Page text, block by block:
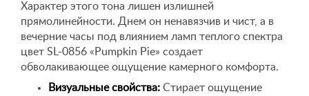
Характер этого тона лишен излишней
прямолинейности. Днем он ненавязчив и чист, а в
вечерние часы под влиянием ламп теплого спектра
цвет SL-0856 «Pumpkin Pie» создает
обволакивающее ощущение камерного комфорта.
Визуальные свойства: Стирает ощущение